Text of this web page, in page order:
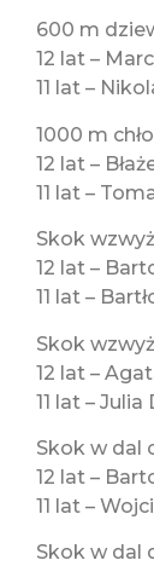
600 m
12 lat –
11 lat –
1000 m
12 lat –
11 lat –
Skok
12 lat –
11 lat –
Skok
12 lat –
11 lat –
Skok w dal
12 lat –
11 lat –
Skok w dal